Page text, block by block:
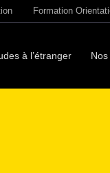
Formation
à l’étranger